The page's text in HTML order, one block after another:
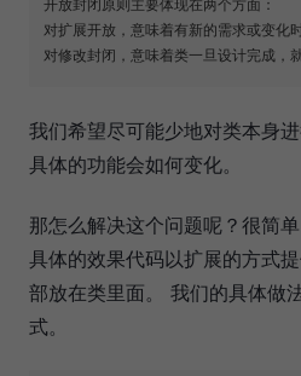
开放封闭原则主要体现在两个方面：
对扩展开放，意味着有新的需求或变化
我们希望尽可能少地对类本身
具体的功能会如何变化。
那怎么解决这个问题呢？很简
具体的效果代码以扩展的方式
部放在类里面。 我们的具体做
式。